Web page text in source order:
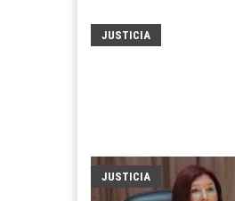
JUSTICIA
JUSTICIA